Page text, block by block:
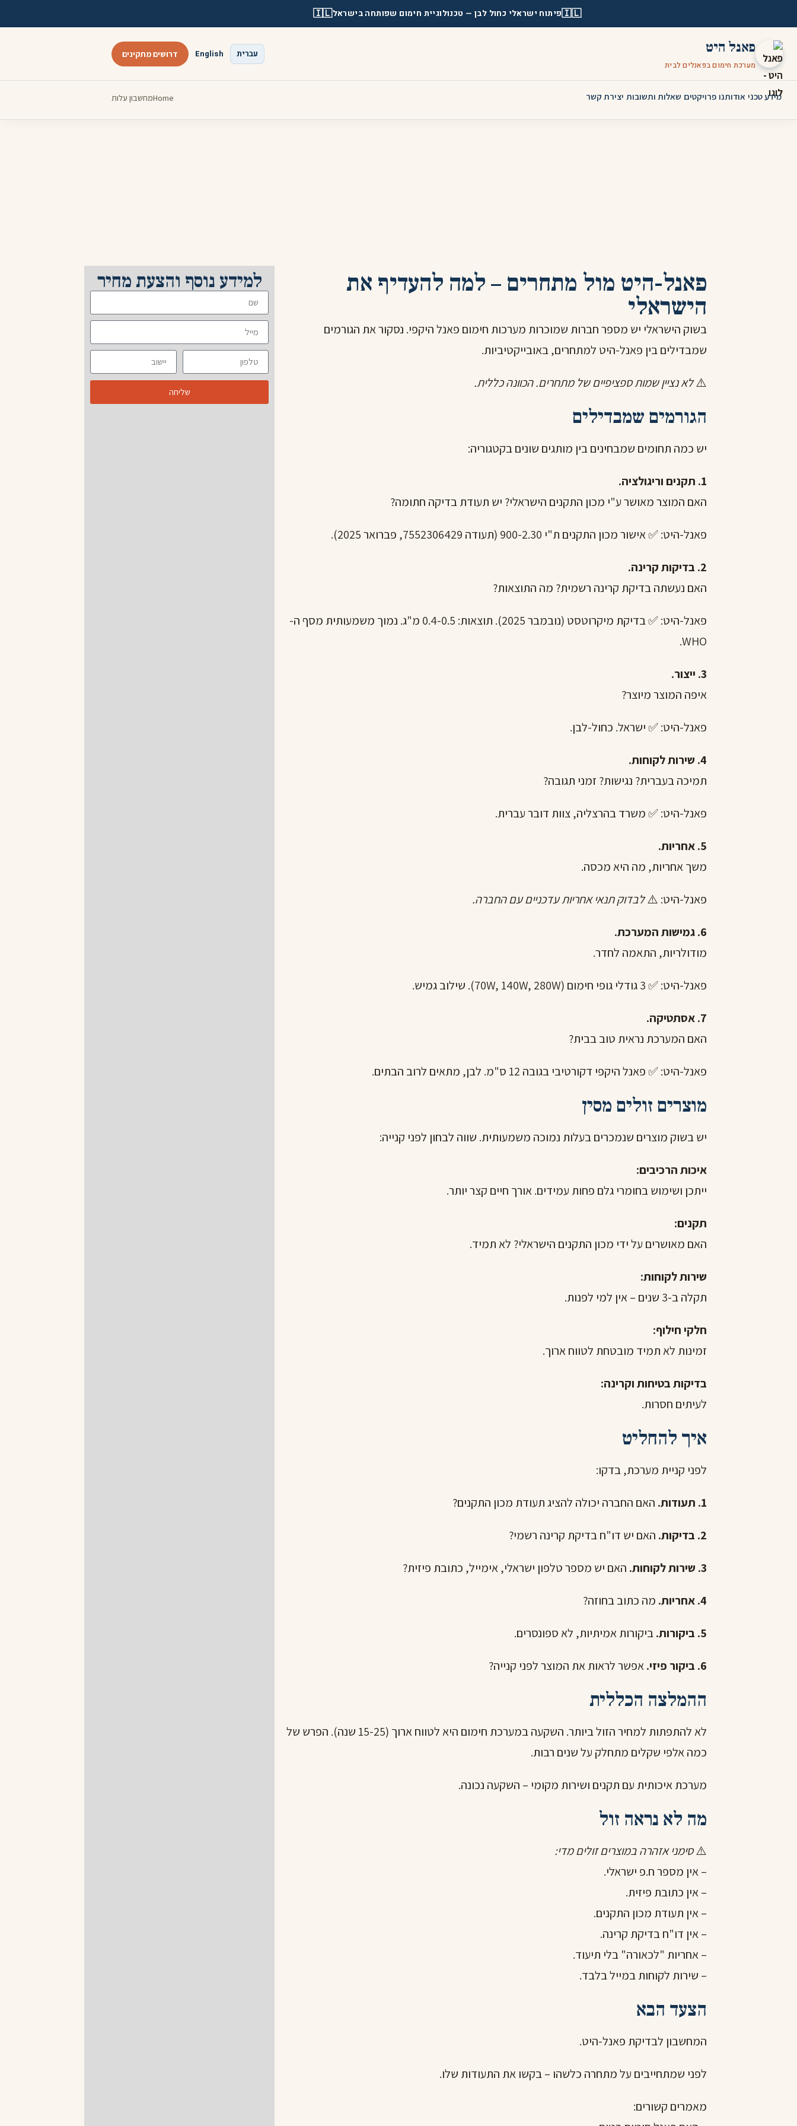
🇮🇱פיתוח ישראלי כחול לבן — טכנולוגיית חימום שפותחה בישראל🇮🇱
פאנל היט
מערכת חימום בפאנלים לבית
עברית English דרושים מתקינים
מידע טכני אודותנו פרויקטים שאלות ותשובות יצירת קשר Homeמחשבון עלות
פאנל-היט מול מתחרים – למה להעדיף את
הישראלי
בשוק הישראלי יש מספר חברות שמוכרות מערכות חימום פאנל היקפי. נסקור את הגורמים
שמבדילים בין פאנל-היט למתחרים, באובייקטיביות.
⚠️לא נציין שמות ספציפיים של מתחרים. הכוונה כללית.
הגורמים שמבדילים
יש כמה תחומים שמבחינים בין מותגים שונים בקטגוריה:
1. תקנים וריגולציה.
האם המוצר מאושר ע"י מכון התקנים הישראלי? יש תעודת בדיקה חתומה?
פאנל-היט: ✅ אישור מכון התקנים ת"י 900-2.30 (תעודה 7552306429, פברואר 2025).
2. בדיקות קרינה.
האם נעשתה בדיקת קרינה רשמית? מה התוצאות?
פאנל-היט: ✅ בדיקת מיקרוטסט (נובמבר 2025). תוצאות: 0.4-0.5 מ"ג. נמוך משמעותית מסף ה-
WHO.
3. ייצור.
איפה המוצר מיוצר?
פאנל-היט: ✅ ישראל. כחול-לבן.
4. שירות לקוחות.
תמיכה בעברית? נגישות? זמני תגובה?
פאנל-היט: ✅ משרד בהרצליה, צוות דובר עברית.
5. אחריות.
משך אחריות, מה היא מכסה.
פאנל-היט: ⚠️לבדוק תנאי אחריות עדכניים עם החברה.
6. גמישות המערכת.
מודולריות, התאמה לחדר.
פאנל-היט: ✅ 3 גודלי גופי חימום (70W, 140W, 280W). שילוב גמיש.
7. אסתטיקה.
האם המערכת נראית טוב בבית?
פאנל-היט: ✅ פאנל היקפי דקורטיבי בגובה 12 ס"מ. לבן, מתאים לרוב הבתים.
מוצרים זולים מסין
יש בשוק מוצרים שנמכרים בעלות נמוכה משמעותית. שווה לבחון לפני קנייה:
איכות הרכיבים:
ייתכן ושימוש בחומרי גלם פחות עמידים. אורך חיים קצר יותר.
תקנים:
האם מאושרים על ידי מכון התקנים הישראלי? לא תמיד.
שירות לקוחות:
תקלה ב-3 שנים – אין למי לפנות.
חלקי חילוף:
זמינות לא תמיד מובטחת לטווח ארוך.
בדיקות בטיחות וקרינה:
לעיתים חסרות.
איך להחליט
לפני קניית מערכת, בדקו:
1. תעודות. האם החברה יכולה להציג תעודת מכון התקנים?
2. בדיקות. האם יש דו"ח בדיקת קרינה רשמי?
3. שירות לקוחות. האם יש מספר טלפון ישראלי, אימייל, כתובת פיזית?
4. אחריות. מה כתוב בחוזה?
5. ביקורות. ביקורות אמיתיות, לא ספונסרים.
6. ביקור פיזי. אפשר לראות את המוצר לפני קנייה?
ההמלצה הכללית
לא להתפתות למחיר הזול ביותר. השקעה במערכת חימום היא לטווח ארוך (15-25 שנה). הפרש של
כמה אלפי שקלים מתחלק על שנים רבות.
מערכת איכותית עם תקנים ושירות מקומי – השקעה נכונה.
מה לא נראה זול
⚠️סימני אזהרה במוצרים זולים מדי:
– אין מספר ח.פ ישראלי.
– אין כתובת פיזית.
– אין תעודת מכון התקנים.
– אין דו"ח בדיקת קרינה.
– אחריות "לכאורה" בלי תיעוד.
– שירות לקוחות במייל בלבד.
הצעד הבא
המחשבון לבדיקת פאנל-היט.
לפני שמתחייבים על מתחרה כלשהו – בקשו את התעודות שלו.
מאמרים קשורים:
למידע נוסף והצעת מחיר
שליחה